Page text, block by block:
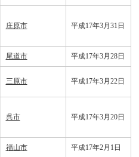
庄原市 平成17年3月31日
尾道市 平成17年3月28日
三原市 平成17年3月22日
呉市 平成17年3月20日
福山市 平成17年2月1日